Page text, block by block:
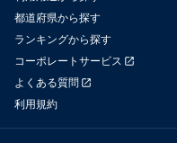
都道府県から探す
ランキングから探す
コーポレートサービス
よくある質問
利用規約